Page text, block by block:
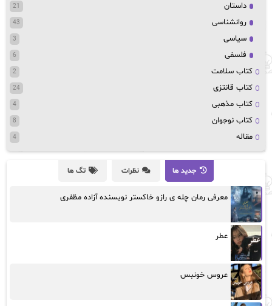
داستان 21
روانشناسی 43
سیاسی 3
فلسفی 6
کتاب سلامت 2
کتاب قانتزی 24
کتاب مذهبی 4
کتاب نوجوان 8
مقاله 4
جدید ها نظرات تگ ها
معرفی رمان چله ی رازو خاکستر نویسنده آزاده مظفری
عطر
عروس خونبس